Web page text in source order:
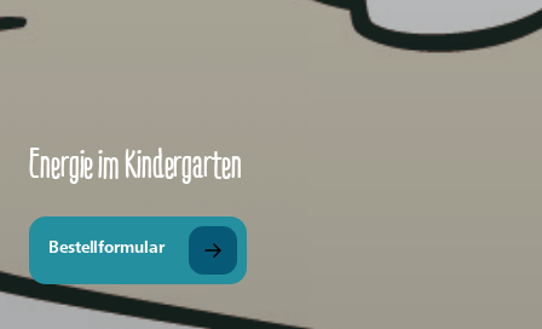
Energie im Kindergarten
Bestellformular